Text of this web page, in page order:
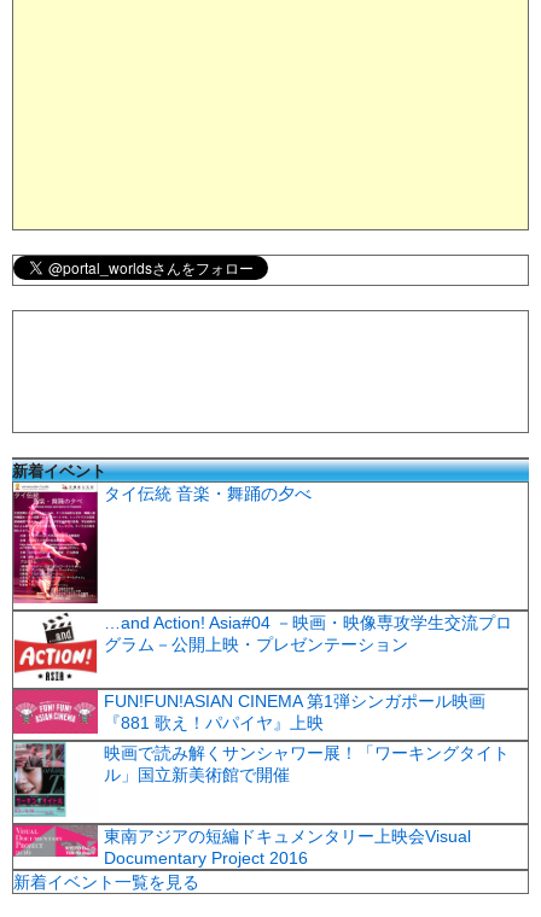
新着イベント
タイ伝統 音楽・舞踊の夕べ
…and Action! Asia#04 －映画・映像専攻学生交流プロ
グラム－公開上映・プレゼンテーション
FUN!FUN!ASIAN CINEMA 第1弾シンガポール映画
『881 歌え！パパイヤ』上映
映画で読み解くサンシャワー展！「ワーキングタイト
ル」国立新美術館で開催
東南アジアの短編ドキュメンタリー上映会Visual
Documentary Project 2016
新着イベント一覧を見る